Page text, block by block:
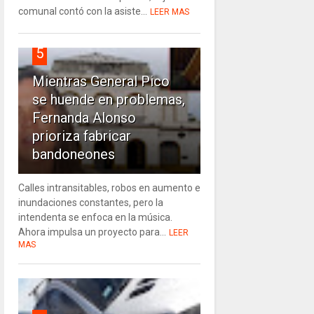
comunal contó con la asiste... LEER MAS
5
Mientras General Pico
se huende en problemas,
Fernanda Alonso
prioriza fabricar
bandoneones
Calles intransitables, robos en aumento e
inundaciones constantes, pero la
intendenta se enfoca en la música.
Ahora impulsa un proyecto para... LEER
MAS